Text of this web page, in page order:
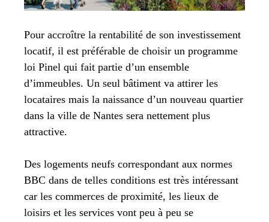
Pour accroître la rentabilité de son investissement
locatif, il est préférable de choisir un programme
loi Pinel qui fait partie d’un ensemble
d’immeubles. Un seul bâtiment va attirer les
locataires mais la naissance d’un nouveau quartier
dans la ville de Nantes sera nettement plus
attractive.
Des logements neufs correspondant aux normes
BBC dans de telles conditions est très intéressant
car les commerces de proximité, les lieux de
loisirs et les services vont peu à peu se